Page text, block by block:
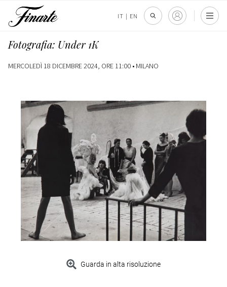
IT | EN
Fotografia: Under 1K
MERCOLEDÌ 18 DICEMBRE 2024, ORE 11:00 • MILANO
Guarda in alta risoluzione